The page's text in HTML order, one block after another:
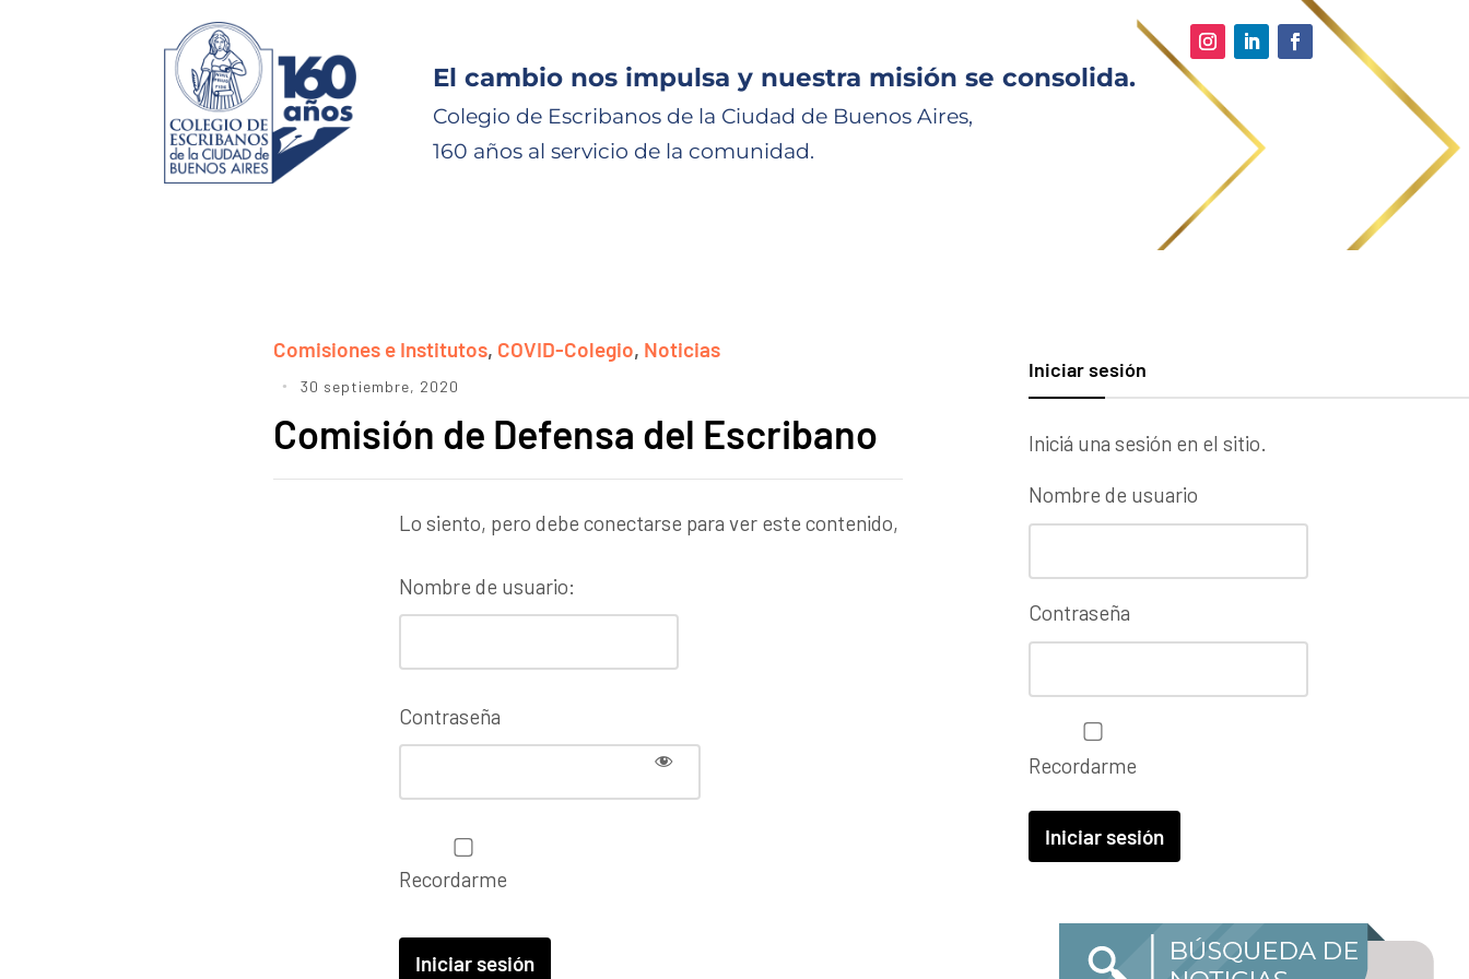
El cambio nos impulsa y nuestra misión se consolida.
Colegio de Escribanos de la Ciudad de Buenos Aires,
160 años al servicio de la comunidad.
Comisiones e Institutos, COVID-Colegio, Noticias
30 septiembre, 2020
Comisión de Defensa del Escribano
Lo siento, pero debe conectarse para ver este contenido,
Nombre de usuario:
Contraseña
Recordarme
Iniciar sesión
Iniciá una sesión en el sitio.
Nombre de usuario
Contraseña
Recordarme